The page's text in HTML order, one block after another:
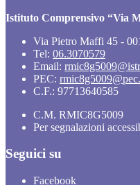
Istituto Comprensivo “Via
Via Pietro Maffi 45 -
Tel: 06.3070579
Email:
PEC:
C.F.: 97713640585
C.M. RMIC8G5009
Per segnalazioni
Seguici su
Facebook